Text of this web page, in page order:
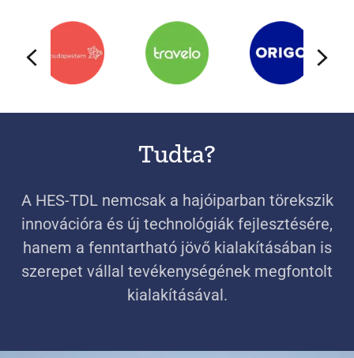
Tudta?
A HES-TDL nemcsak a hajóiparban törekszik
innovációra és új technológiák fejlesztésére,
hanem a fenntartható jövő kialakításában is
szerepet vállal tevékenységének megfontolt
kialakításával.